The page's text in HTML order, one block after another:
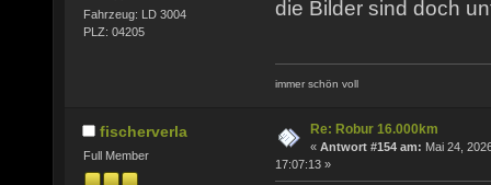
Fahrzeug: LD 3004
PLZ: 04205
die Bilder sind doch
immer schön voll
fischerverla
Full Member
Re: Robur 16.000km
« Antwort #154 am: Mai 24,
17:07:13 »